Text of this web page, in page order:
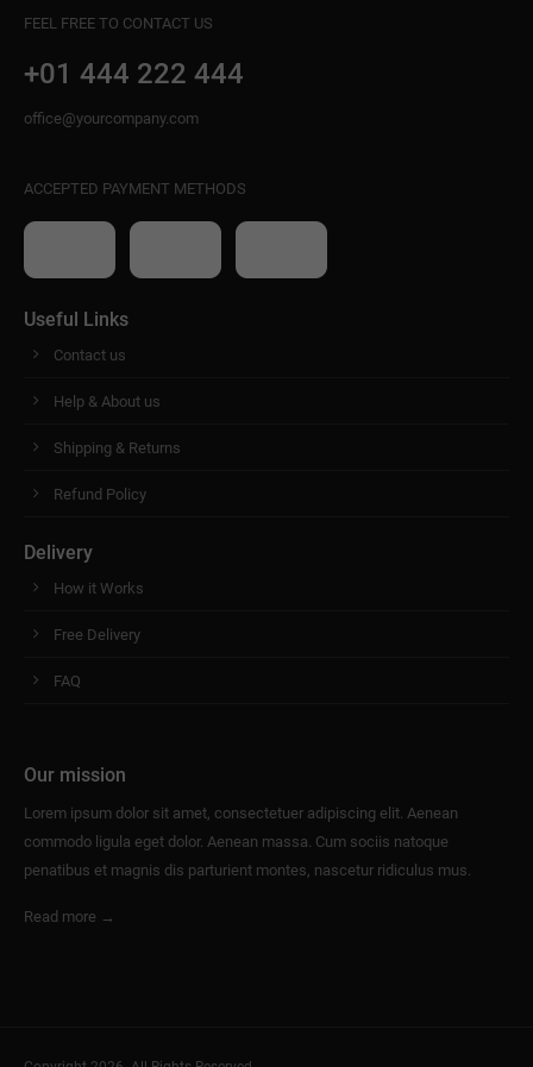
FEEL FREE TO CONTACT US
+01 444 222 444
office@yourcompany.com
ACCEPTED PAYMENT METHODS
Useful Links
Contact us
Help & About us
Shipping & Returns
Refund Policy
Delivery
How it Works
Free Delivery
FAQ
Our mission
Lorem ipsum dolor sit amet, consectetuer adipiscing elit. Aenean
commodo ligula eget dolor. Aenean massa. Cum sociis natoque
penatibus et magnis dis parturient montes, nascetur ridiculus mus.
Read more →